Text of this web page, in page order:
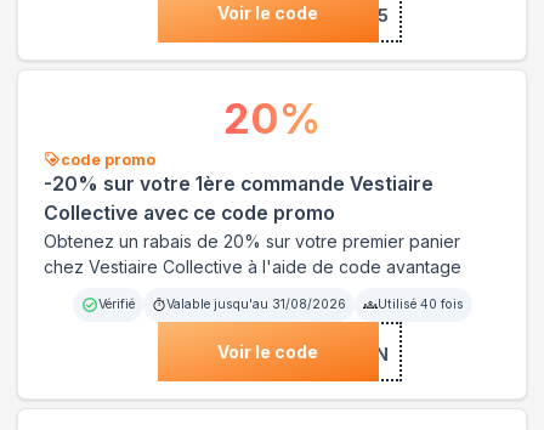
Voir le code***COME15
code promo
-20% sur votre 1ère commande Vestiaire
Collective avec ce code promo
Obtenez un rabais de 20% sur votre premier panier
chez Vestiaire Collective à l'aide de code avantage
Vérifié Valable jusqu'au 31/08/2026 Utilisé 40 fois
Voir le code
***EHEA-7WYN
20%